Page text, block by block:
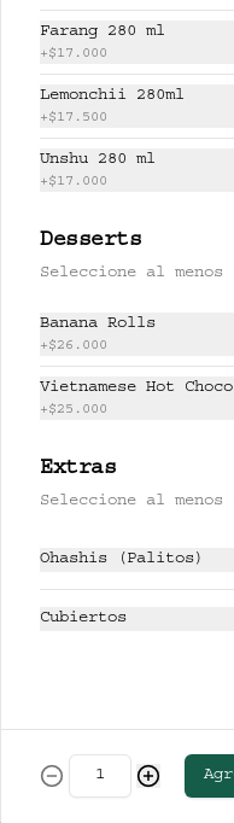
CERVEZAS
Farang 280 ml
+$17.000
Lemonchii 280ml
+$17.500
Unshu 280 ml
+$17.000
Desserts
Seleccione al menos
Banana Rolls
+$26.000
Vietnamese Hot
+$25.000
Extras
Seleccione al menos
Ohashis (Palitos)
Cubiertos